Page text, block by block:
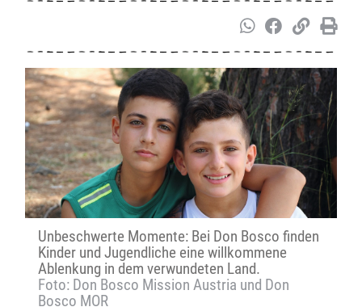
Unbeschwerte Momente: Bei Don Bosco finden
Kinder und Jugendliche eine willkommene
Ablenkung in dem verwundeten Land.
Foto: Don Bosco Mission Austria und Don
Bosco MOR